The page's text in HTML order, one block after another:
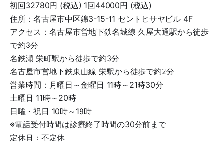
初回32780円 (税込) 1回44000円 (税込)
住所：名古屋市中区錦3-15-11 セントヒサヤビル 4F
アクセス：名古屋市営地下鉄名城線 久屋大通駅から徒歩
で約3分
名鉄瀬 栄町駅から徒歩で約3分
名古屋市営地下鉄東山線 栄駅から徒歩で約2分
営業時間：月曜日～金曜日 11時～21時30分
土曜日 11時～20時
日曜・祝日 10時～19時
※電話受付時間は診療終了時間の30分前まで
定休日：不定休